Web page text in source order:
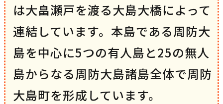
は大畠瀬戸を渡る大島大橋によって
連結しています。本島である周防大
島を中心に5つの有人島と25の無人
島からなる周防大島諸島全体で周防
大島町を形成しています。